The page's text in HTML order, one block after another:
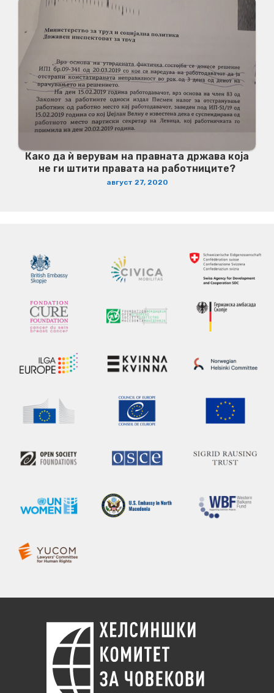
Како да ѝ верувам на правната држава која
не ги штити правата на работниците?
август 27, 2020